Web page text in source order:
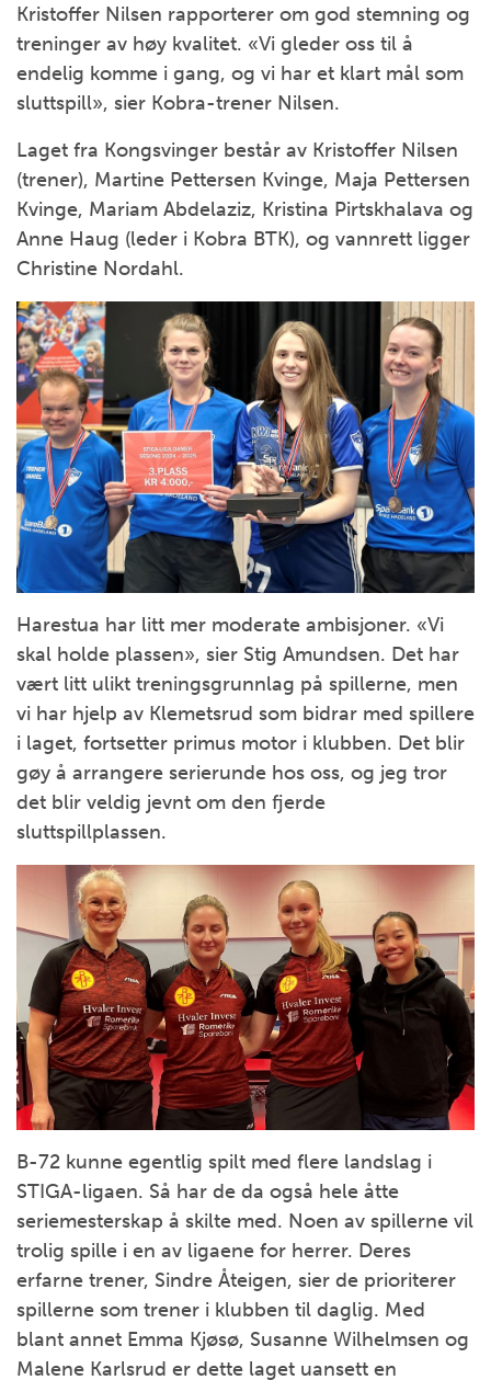
Kristoffer Nilsen rapporterer om god stemning og
treninger av høy kvalitet. «Vi gleder oss til å
endelig komme i gang, og vi har et klart mål som
sluttspill», sier Kobra-trener Nilsen.
Laget fra Kongsvinger består av Kristoffer Nilsen
(trener), Martine Pettersen Kvinge, Maja Pettersen
Kvinge, Mariam Abdelaziz, Kristina Pirtskhalava og
Anne Haug (leder i Kobra BTK), og vannrett ligger
Christine Nordahl.
Harestua har litt mer moderate ambisjoner. «Vi
skal holde plassen», sier Stig Amundsen. Det har
vært litt ulikt treningsgrunnlag på spillerne, men
vi har hjelp av Klemetsrud som bidrar med spillere
i laget, fortsetter primus motor i klubben. Det blir
gøy å arrangere serierunde hos oss, og jeg tror
det blir veldig jevnt om den fjerde
sluttspillplassen.
B-72 kunne egentlig spilt med flere landslag i
STIGA-ligaen. Så har de da også hele åtte
seriemesterskap å skilte med. Noen av spillerne vil
trolig spille i en av ligaene for herrer. Deres
erfarne trener, Sindre Åteigen, sier de prioriterer
spillerne som trener i klubben til daglig. Med
blant annet Emma Kjøsø, Susanne Wilhelmsen og
Malene Karlsrud er dette laget uansett en